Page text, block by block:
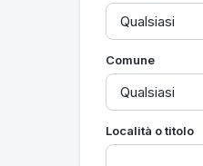
Comune
Località o titolo